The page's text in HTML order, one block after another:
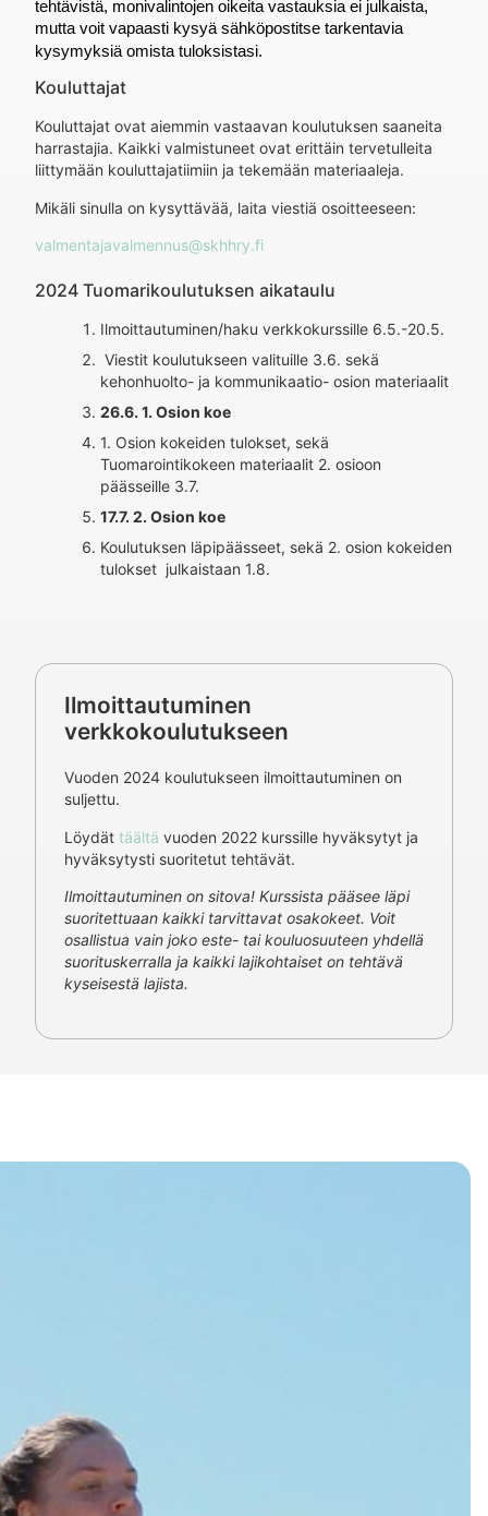
tehtävistä, monivalintojen oikeita vastauksia ei julkaista,
mutta voit vapaasti kysyä sähköpostitse tarkentavia
kysymyksiä omista tuloksistasi.
Kouluttajat
Kouluttajat ovat aiemmin vastaavan koulutuksen saaneita
harrastajia. Kaikki valmistuneet ovat erittäin tervetulleita
liittymään kouluttajatiimiin ja tekemään materiaaleja.
Mikäli sinulla on kysyttävää, laita viestiä osoitteeseen:
valmentajavalmennus@skhhry.fi
2024 Tuomarikoulutuksen aikataulu
Ilmoittautuminen/haku verkkokurssille 6.5.-20.5.
Viestit koulutukseen valituille 3.6. sekä
kehonhuolto- ja kommunikaatio- osion materiaalit
26.6. 1. Osion koe
1. Osion kokeiden tulokset, sekä
Tuomarointikokeen materiaalit 2. osioon
päässeille 3.7.
17.7. 2. Osion koe
Koulutuksen läpipäässeet, sekä 2. osion kokeiden
tulokset julkaistaan 1.8.
Ilmoittautuminen
verkkokoulutukseen
Vuoden 2024 koulutukseen ilmoittautuminen on
suljettu.
Löydät täältä vuoden 2022 kurssille hyväksytyt ja
hyväksytysti suoritetut tehtävät.
Ilmoittautuminen on sitova! Kurssista pääsee läpi
suoritettuaan kaikki tarvittavat osakokeet. Voit
osallistua vain joko este- tai kouluosuuteen yhdellä
suorituskerralla ja kaikki lajikohtaiset on tehtävä
kyseisestä lajista.